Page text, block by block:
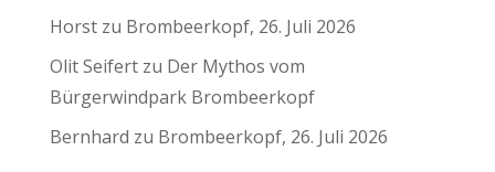
Horstzu Brombeerkopf, 26. Juli 2026
Olit Seifertzu Der Mythos vom
Bürgerwindpark Brombeerkopf
Bernhard zu Brombeerkopf, 26. Juli 2026